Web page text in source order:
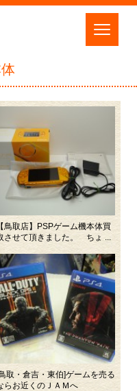
【鳥取店】PSPゲーム機本体買
させて頂きました。 ちょ ...
取・倉吉・東伯]ゲームを売る
らお近くのＪＡＭへ